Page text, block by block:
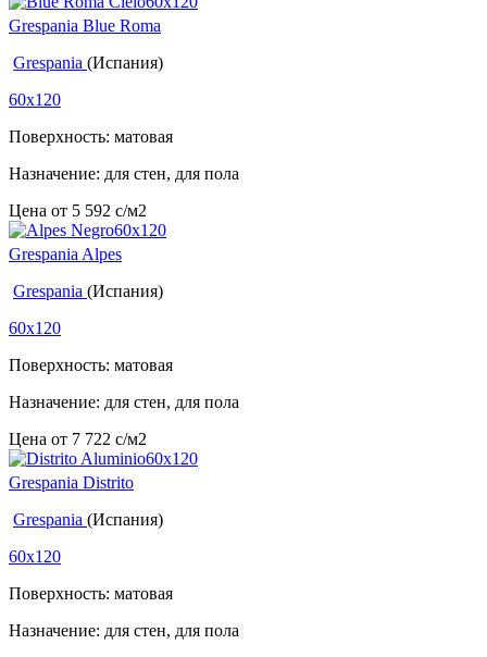
Grespania Blue Roma
Grespania (Испания)
60x120
Поверхность: матовая
Назначение: для стен, для пола
Цена от 5 592 c/м2
Grespania Alpes
Grespania (Испания)
60x120
Поверхность: матовая
Назначение: для стен, для пола
Цена от 7 722 c/м2
Grespania Distrito
Grespania (Испания)
60x120
Поверхность: матовая
Назначение: для стен, для пола